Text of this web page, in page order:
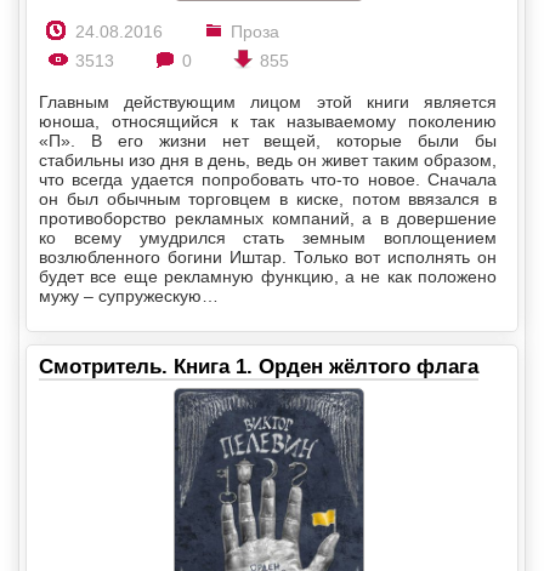
24.08.2016
Проза
3513
0 855
Главным действующим лицом этой книги является
юноша, относящийся к так называемому поколению
«П». В его жизни нет вещей, которые были бы
стабильны изо дня в день, ведь он живет таким образом,
что всегда удается попробовать что-то новое. Сначала
он был обычным торговцем в киске, потом ввязался в
противоборство рекламных компаний, а в довершение
ко всему умудрился стать земным воплощением
возлюбленного богини Иштар. Только вот исполнять он
будет все еще рекламную функцию, а не как положено
мужу – супружескую…
Смотритель. Книга 1. Орден жёлтого флага